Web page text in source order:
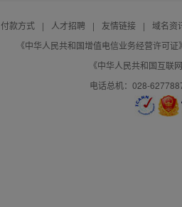
付款方式 | 人才招聘 | 友情链接 |
域名资
《中华人民共和国增值电信业务经营许可
《中华人民共和国互联
电话总机：028-